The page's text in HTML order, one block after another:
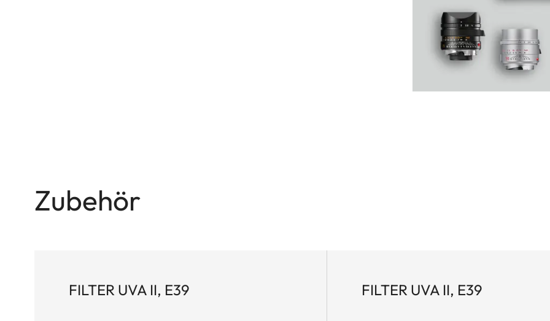
Zubehör
FILTER UVA II, E39 FILTER UVA II, E39